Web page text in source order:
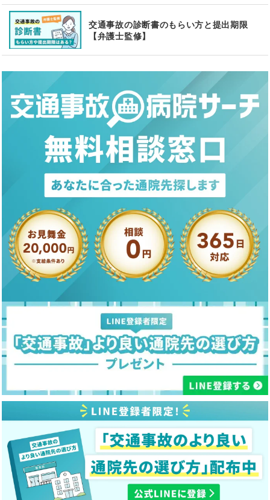
交通事故の診断書のもらい方と提出期限
【弁護士監修】